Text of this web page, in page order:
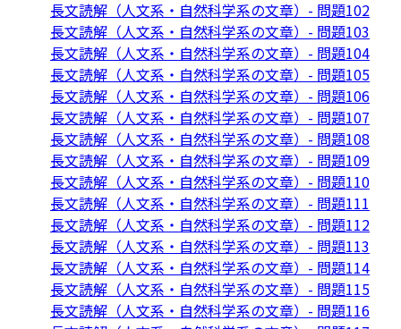
長文読解（人文系・自然科学系の文章）- 問題102
長文読解（人文系・自然科学系の文章）- 問題103
長文読解（人文系・自然科学系の文章）- 問題104
長文読解（人文系・自然科学系の文章）- 問題105
長文読解（人文系・自然科学系の文章）- 問題106
長文読解（人文系・自然科学系の文章）- 問題107
長文読解（人文系・自然科学系の文章）- 問題108
長文読解（人文系・自然科学系の文章）- 問題109
長文読解（人文系・自然科学系の文章）- 問題110
長文読解（人文系・自然科学系の文章）- 問題111
長文読解（人文系・自然科学系の文章）- 問題112
長文読解（人文系・自然科学系の文章）- 問題113
長文読解（人文系・自然科学系の文章）- 問題114
長文読解（人文系・自然科学系の文章）- 問題115
長文読解（人文系・自然科学系の文章）- 問題116